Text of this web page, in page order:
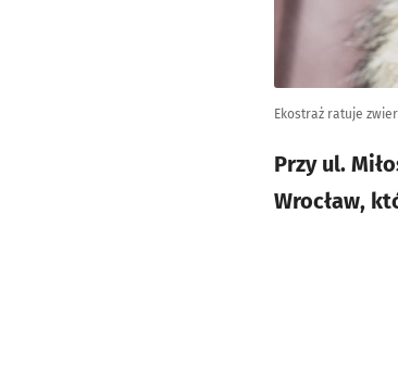
Ekostraż ratuje
Przy ul.
Wrocław,